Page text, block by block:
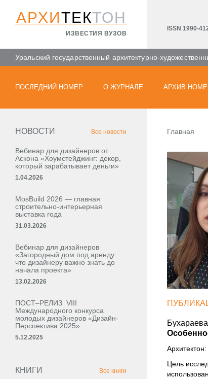
АРХИТЕКТОН
ИЗВЕСТИЯ ВУЗОВ
ISSN 1990-
Уральский государственный архитектурно-
ПОСЛЕДНИЙ НОМЕР О ЖУРНАЛЕ АРХИВ
НОВОСТИ Все новости
Вебинар для дизайнеров от
Аскона «Хоумстейджинг: декор,
который зарабатывает деньги»
1.04.2026
MosBuild 2026 — главная
строительно-интерьерная
выставка года
31.03.2026
Вебинар для дизайнеров
«Загородный дом под аренду:
что дизайнеру важно знать до
начала проекта»
13.02.2026
ПОСТ–РЕЛИЗ VIII
Международного конкурса
молодых дизайнеров «Дизайн-
Перспектива 2025»
5.12.2025
КНИГИ Все книги
Главная
Архитектон:
Цель